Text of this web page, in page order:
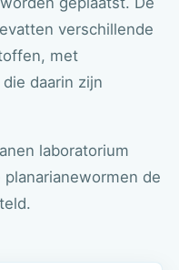
verschillende
met
daarin zijn
laboratorium
de